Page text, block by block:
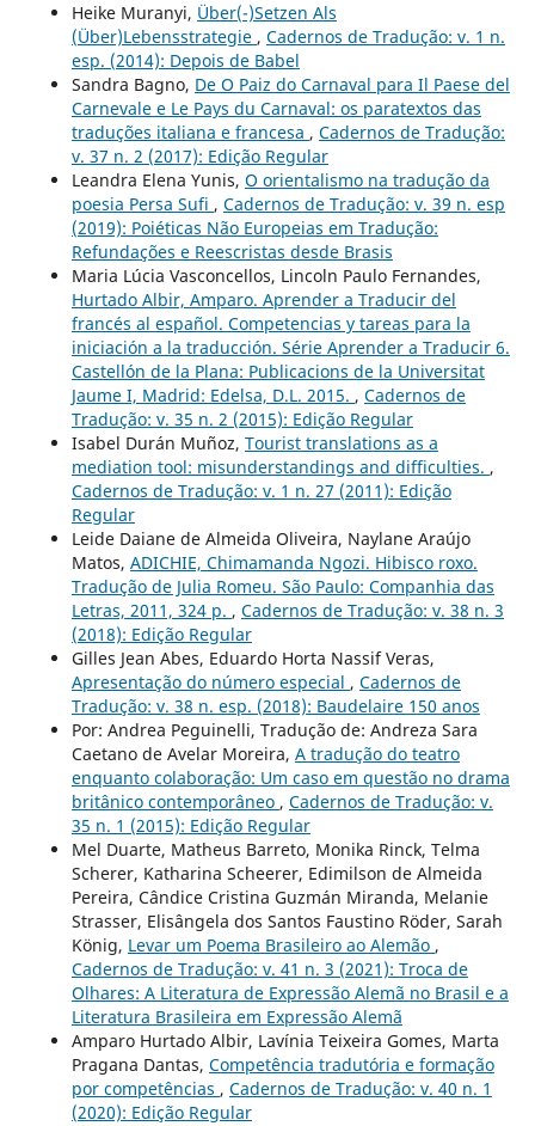
Heike Muranyi, Über(-)Setzen Als
(Über)Lebensstrategie , Cadernos de Tradução: v. 1 n.
esp. (2014): Depois de Babel
Sandra Bagno, De O Paiz do Carnaval para Il Paese del
Carnevale e Le Pays du Carnaval: os paratextos das
traduções italiana e francesa , Cadernos de Tradução:
v. 37 n. 2 (2017): Edição Regular
Leandra Elena Yunis, O orientalismo na tradução da
poesia Persa Sufi , Cadernos de Tradução: v. 39 n. esp
(2019): Poiéticas Não Europeias em Tradução:
Refundações e Reescristas desde Brasis
Maria Lúcia Vasconcellos, Lincoln Paulo Fernandes,
Hurtado Albir, Amparo. Aprender a Traducir del
francés al español. Competencias y tareas para la
iniciación a la traducción. Série Aprender a Traducir 6.
Castellón de la Plana: Publicacions de la Universitat
Jaume I, Madrid: Edelsa, D.L. 2015. , Cadernos de
Tradução: v. 35 n. 2 (2015): Edição Regular
Isabel Durán Muñoz, Tourist translations as a
mediation tool: misunderstandings and difficulties. ,
Cadernos de Tradução: v. 1 n. 27 (2011): Edição
Regular
Leide Daiane de Almeida Oliveira, Naylane Araújo
Matos, ADICHIE, Chimamanda Ngozi. Hibisco roxo.
Tradução de Julia Romeu. São Paulo: Companhia das
Letras, 2011, 324 p. , Cadernos de Tradução: v. 38 n. 3
(2018): Edição Regular
Gilles Jean Abes, Eduardo Horta Nassif Veras,
Apresentação do número especial , Cadernos de
Tradução: v. 38 n. esp. (2018): Baudelaire 150 anos
Por: Andrea Peguinelli, Tradução de: Andreza Sara
Caetano de Avelar Moreira, A tradução do teatro
enquanto colaboração: Um caso em questão no drama
britânico contemporâneo , Cadernos de Tradução: v.
35 n. 1 (2015): Edição Regular
Mel Duarte, Matheus Barreto, Monika Rinck, Telma
Scherer, Katharina Scheerer, Edimilson de Almeida
Pereira, Cândice Cristina Guzmán Miranda, Melanie
Strasser, Elisângela dos Santos Faustino Röder, Sarah
König, Levar um Poema Brasileiro ao Alemão ,
Cadernos de Tradução: v. 41 n. 3 (2021): Troca de
Olhares: A Literatura de Expressão Alemã no Brasil e a
Literatura Brasileira em Expressão Alemã
Amparo Hurtado Albir, Lavínia Teixeira Gomes, Marta
Pragana Dantas, Competência tradutória e formação
por competências , Cadernos de Tradução: v. 40 n. 1
(2020): Edição Regular